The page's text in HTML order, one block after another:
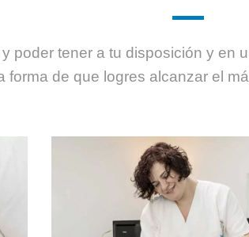
poder tener a tu disposición y en
forma de que logres alcanzar el